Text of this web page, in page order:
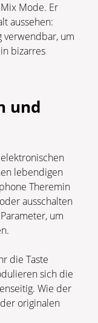
Mode. Er
aussehen:
verwendbar, um
bizarres
und
lebendigen
Theremin
ausschalten
um
die Taste
sich die
Wie der
originalen